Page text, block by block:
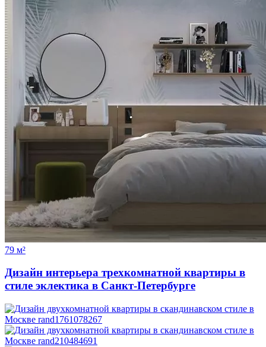
79 м²
Дизайн интерьера трехкомнатной квартиры в
стиле эклектика в Санкт-Петербурге